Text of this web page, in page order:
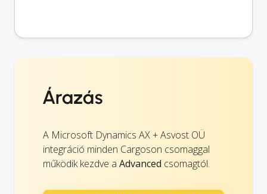
Árazás
A Microsoft Dynamics AX + Asvost OÜ
integráció minden Cargoson csomaggal
működik kezdve a Advanced csomagtól.